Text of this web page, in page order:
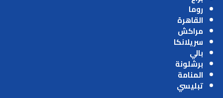
روما
القاهرة
مراكش
سريلانكا
بالي
برشلونة
المنامة
تبليسي